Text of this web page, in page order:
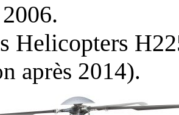
Helicopters
après 2014).